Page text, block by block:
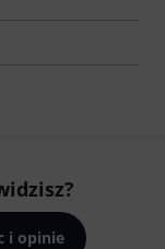
i opinie